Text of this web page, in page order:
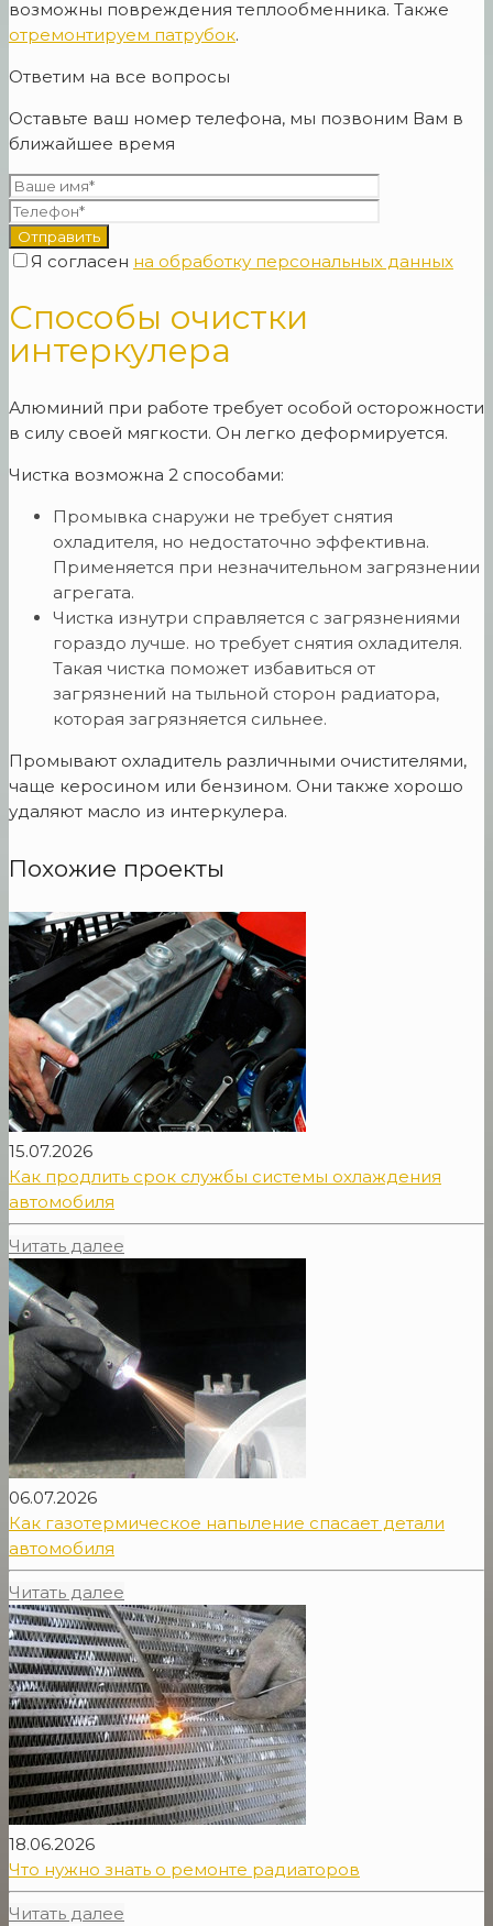
возможны повреждения теплообменника. Также
отремонтируем патрубок.
Ответим на все вопросы
Оставьте ваш номер телефона, мы позвоним Вам в
ближайшее время
Я согласен на обработку персональных данных
Способы очистки
интеркулера
Алюминий при работе требует особой осторожности
в силу своей мягкости. Он легко деформируется.
Чистка возможна 2 способами:
Промывка снаружи не требует снятия
охладителя, но недостаточно эффективна.
Применяется при незначительном загрязнении
агрегата.
Чистка изнутри справляется с загрязнениями
гораздо лучше. но требует снятия охладителя.
Такая чистка поможет избавиться от
загрязнений на тыльной сторон радиатора,
которая загрязняется сильнее.
Промывают охладитель различными очистителями,
чаще керосином или бензином. Они также хорошо
удаляют масло из интеркулера.
Похожие проекты
15.07.2026
Как продлить срок службы системы охлаждения
автомобиля
Читать далее
06.07.2026
Как газотермическое напыление спасает детали
автомобиля
Читать далее
18.06.2026
Что нужно знать о ремонте радиаторов
Читать далее